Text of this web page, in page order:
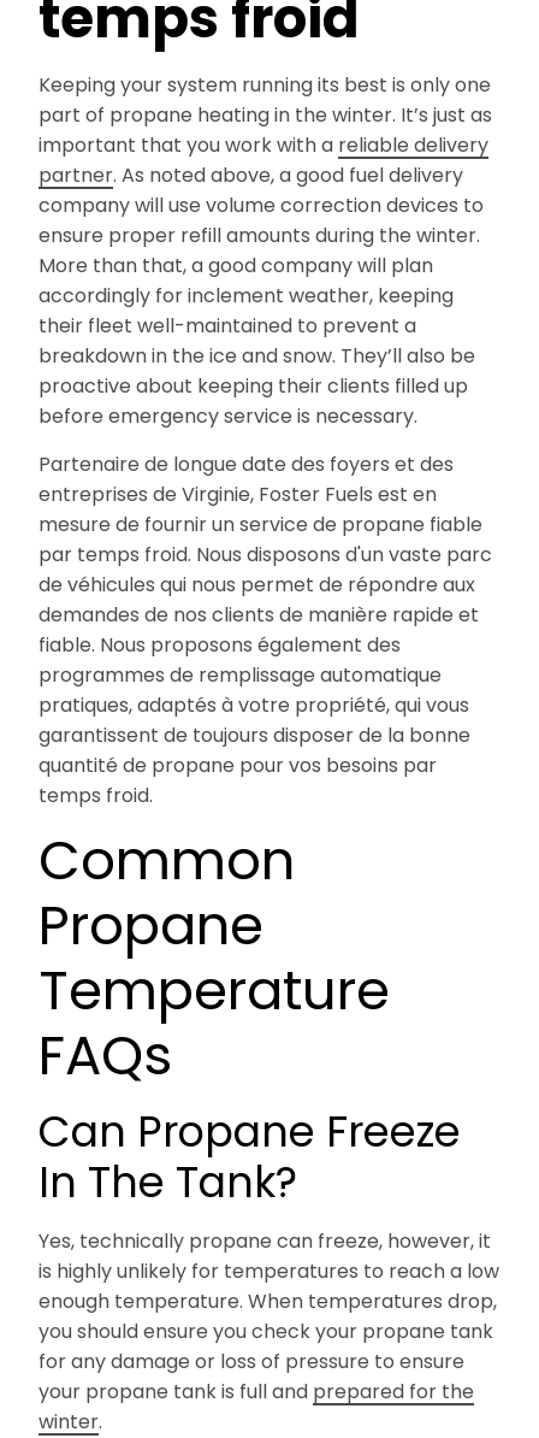
temps froid
Keeping your system running its best is only one
part of propane heating in the winter. It’s just as
important that you work with a reliable delivery
partner. As noted above, a good fuel delivery
company will use volume correction devices to
ensure proper refill amounts during the winter.
More than that, a good company will plan
accordingly for inclement weather, keeping
their fleet well-maintained to prevent a
breakdown in the ice and snow. They’ll also be
proactive about keeping their clients filled up
before emergency service is necessary.
Partenaire de longue date des foyers et des
entreprises de Virginie, Foster Fuels est en
mesure de fournir un service de propane fiable
par temps froid. Nous disposons d'un vaste parc
de véhicules qui nous permet de répondre aux
demandes de nos clients de manière rapide et
fiable. Nous proposons également des
programmes de remplissage automatique
pratiques, adaptés à votre propriété, qui vous
garantissent de toujours disposer de la bonne
quantité de propane pour vos besoins par
temps froid.
Common
Propane
Temperature
FAQs
Can Propane Freeze
In The Tank?
Yes, technically propane can freeze, however, it
is highly unlikely for temperatures to reach a low
enough temperature. When temperatures drop,
you should ensure you check your propane tank
for any damage or loss of pressure to ensure
your propane tank is full and prepared for the
winter.